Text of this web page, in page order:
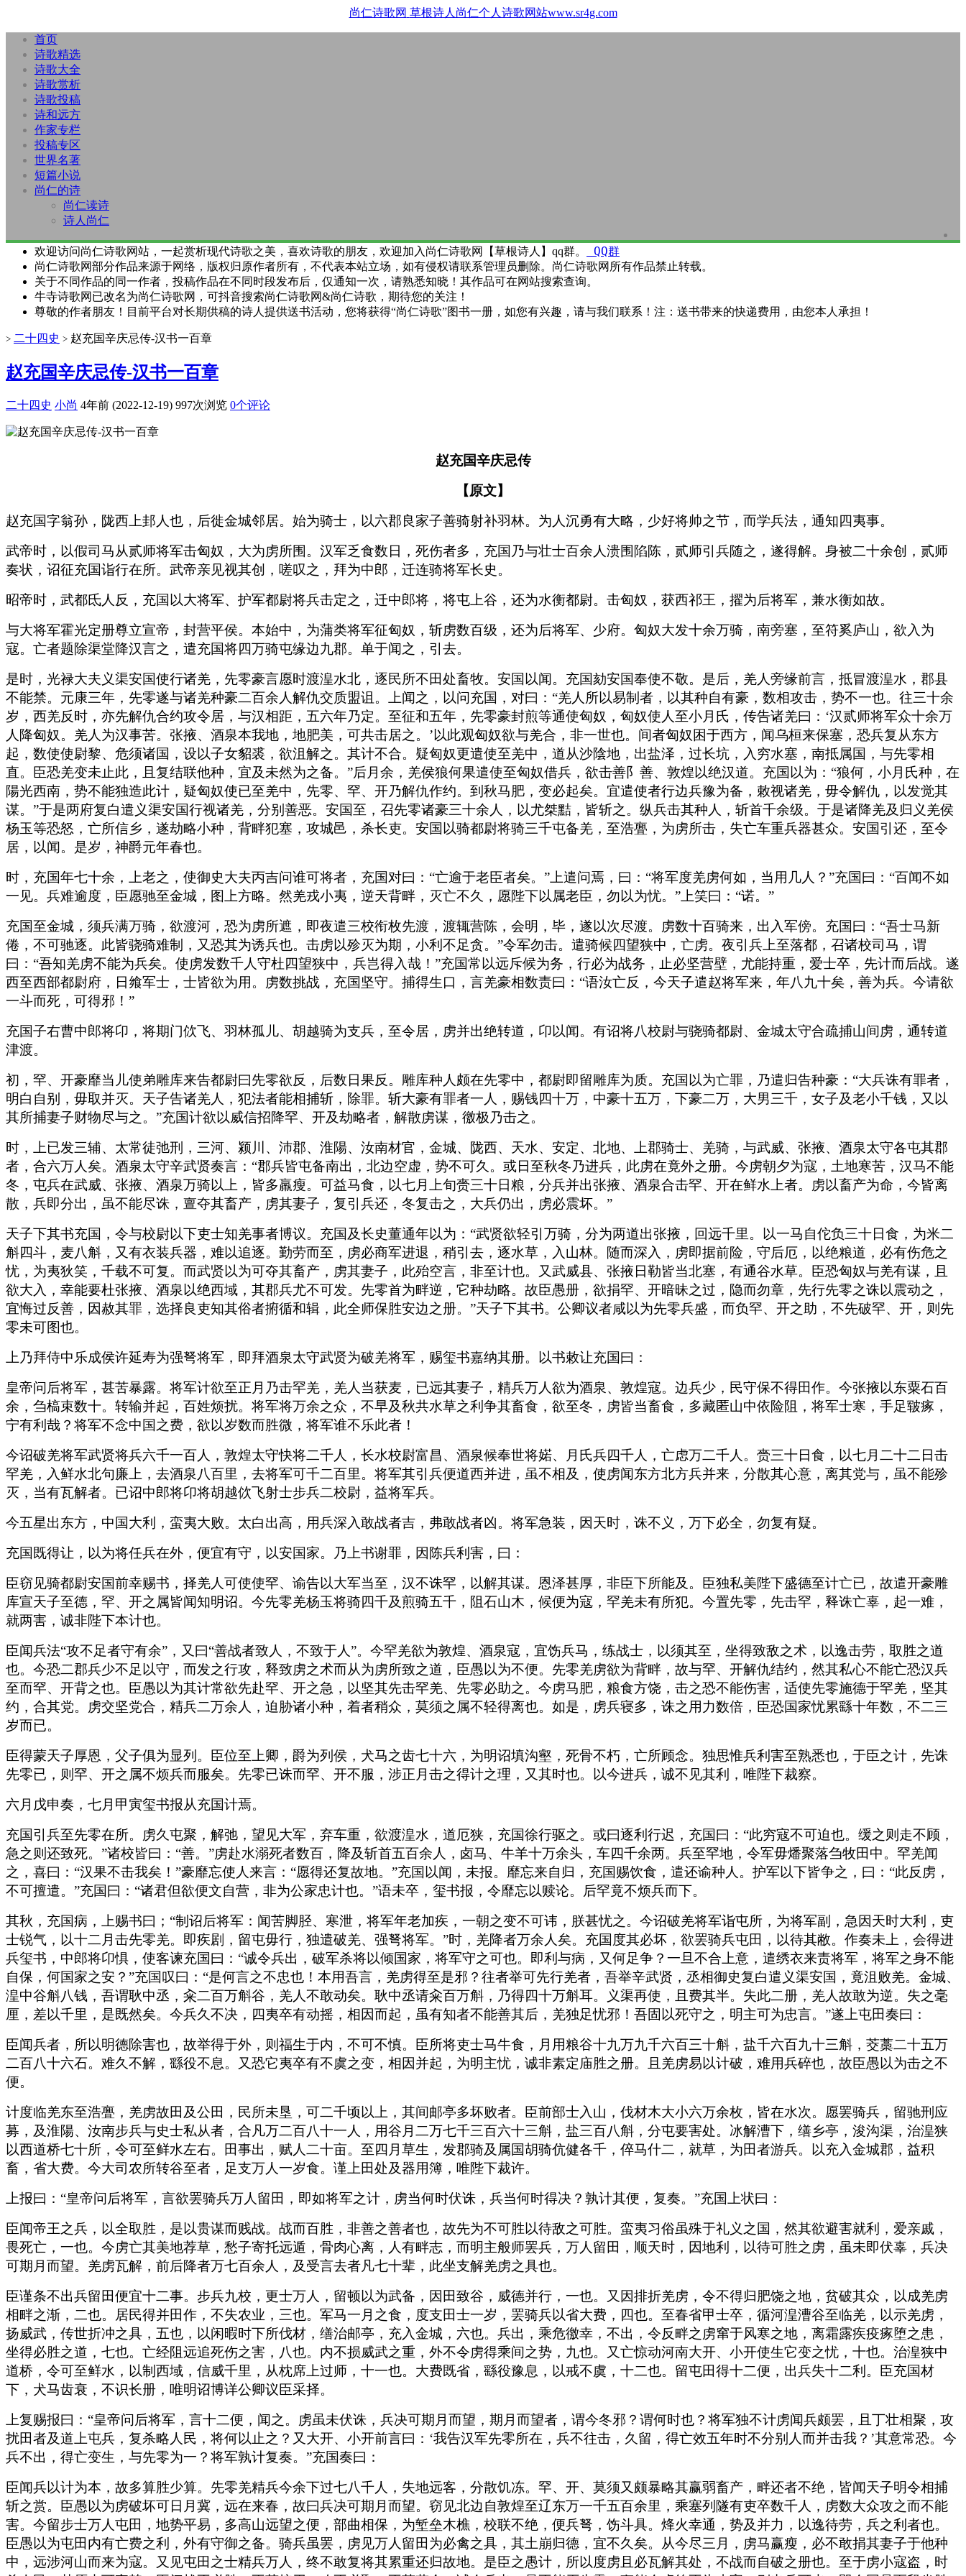
尚仁诗歌网 草根诗人尚仁个人诗歌网站www.sr4g.com
首页
诗歌精选
诗歌大全
诗歌赏析
诗歌投稿
诗和远方
作家专栏
投稿专区
世界名著
短篇小说
尚仁的诗
尚仁读诗
诗人尚仁
欢迎访问尚仁诗歌网站，一起赏析现代诗歌之美，喜欢诗歌的朋友，欢迎加入尚仁诗歌网【草根诗人】qq群。 QQ群
尚仁诗歌网部分作品来源于网络，版权归原作者所有，不代表本站立场，如有侵权请联系管理员删除。尚仁诗歌网所有作品禁止转载。
关于不同作品的同一作者，投稿作品在不同时段发布后，仅通知一次，请熟悉知晓！其作品可在网站搜索查询。
牛寺诗歌网已改名为尚仁诗歌网，可抖音搜索尚仁诗歌网&尚仁诗歌，期待您的关注！
尊敬的作者朋友！目前平台对长期供稿的诗人提供送书活动，您将获得“尚仁诗歌”图书一册，如您有兴趣，请与我们联系！注：送书带来的快递费用，由您本人承担！
> 二十四史 > 赵充国辛庆忌传-汉书一百章
赵充国辛庆忌传-汉书一百章
二十四史 小尚 4年前 (2022-12-19) 997次浏览 0个评论
赵充国辛庆忌传
【原文】
赵充国字翁孙，陇西上邽人也，后徙金城邻居。始为骑士，以六郡良家子善骑射补羽林。为人沉勇有大略，少好将帅之节，而学兵法，通知四夷事。
武帝时，以假司马从贰师将军击匈奴，大为虏所围。汉军乏食数日，死伤者多，充国乃与壮士百余人溃围陷陈，贰师引兵随之，遂得解。身被二十余创，贰师
奏状，诏征充国诣行在所。武帝亲见视其创，嗟叹之，拜为中郎，迁连骑将军长史。
昭帝时，武都氐人反，充国以大将军、护军都尉将兵击定之，迁中郎将，将屯上谷，还为水衡都尉。击匈奴，获西祁王，擢为后将军，兼水衡如故。
与大将军霍光定册尊立宣帝，封营平侯。本始中，为蒲类将军征匈奴，斩虏数百级，还为后将军、少府。匈奴大发十余万骑，南旁塞，至符奚庐山，欲入为
寇。亡者题除渠堂降汉言之，遣充国将四万骑屯缘边九郡。单于闻之，引去。
是时，光禄大夫义渠安国使行诸羌，先零豪言愿时渡湟水北，逐民所不田处畜牧。安国以闻。充国劾安国奉使不敬。是后，羌人旁缘前言，抵冒渡湟水，郡县
不能禁。元康三年，先零遂与诸羌种豪二百余人解仇交质盟诅。上闻之，以问充国，对曰：“羌人所以易制者，以其种自有豪，数相攻击，势不一也。往三十余
岁，西羌反时，亦先解仇合约攻令居，与汉相距，五六年乃定。至征和五年，先零豪封煎等通使匈奴，匈奴使人至小月氏，传告诸羌曰：‘汉贰师将军众十余万
人降匈奴。羌人为汉事苦。张掖、酒泉本我地，地肥美，可共击居之。’以此观匈奴欲与羌合，非一世也。间者匈奴困于西方，闻乌桓来保塞，恐兵复从东方
起，数使使尉黎、危须诸国，设以子女貂裘，欲沮解之。其计不合。疑匈奴更遣使至羌中，道从沙陰地，出盐泽，过长坑，入穷水塞，南抵属国，与先零相
直。臣恐羌变未止此，且复结联他种，宜及未然为之备。”后月余，羌侯狼何果遣使至匈奴借兵，欲击善阝善、敦煌以绝汉道。充国以为：“狼何，小月氏种，在
陽光西南，势不能独造此计，疑匈奴使已至羌中，先零、罕、开乃解仇作约。到秋马肥，变必起矣。宜遣使者行边兵豫为备，敕视诸羌，毋令解仇，以发觉其
谋。”于是两府复白遣义渠安国行视诸羌，分别善恶。安国至，召先零诸豪三十余人，以尤桀黠，皆斩之。纵兵击其种人，斩首千余级。于是诸降羌及归义羌侯
杨玉等恐怒，亡所信乡，遂劫略小种，背畔犯塞，攻城邑，杀长吏。安国以骑都尉将骑三千屯备羌，至浩亹，为虏所击，失亡车重兵器甚众。安国引还，至令
居，以闻。是岁，神爵元年春也。
时，充国年七十余，上老之，使御史大夫丙吉问谁可将者，充国对曰：“亡逾于老臣者矣。”上遣问焉，曰：“将军度羌虏何如，当用几人？”充国曰：“百闻不如
一见。兵难逾度，臣愿驰至金城，图上方略。然羌戎小夷，逆天背畔，灭亡不久，愿陛下以属老臣，勿以为忧。”上笑曰：“诺。”
充国至金城，须兵满万骑，欲渡河，恐为虏所遮，即夜遣三校衔枚先渡，渡辄营陈，会明，毕，遂以次尽渡。虏数十百骑来，出入军傍。充国曰：“吾士马新
倦，不可驰逐。此皆骁骑难制，又恐其为诱兵也。击虏以殄灭为期，小利不足贪。”令军勿击。遣骑候四望狭中，亡虏。夜引兵上至落都，召诸校司马，谓
曰：“吾知羌虏不能为兵矣。使虏发数千人守杜四望狭中，兵岂得入哉！”充国常以远斥候为务，行必为战务，止必坚营壁，尤能持重，爱士卒，先计而后战。遂
西至西部都尉府，日飨军士，士皆欲为用。虏数挑战，充国坚守。捕得生口，言羌豪相数责曰：“语汝亡反，今天子遣赵将军来，年八九十矣，善为兵。今请欲
一斗而死，可得邪！”
充国子右曹中郎将卬，将期门佽飞、羽林孤儿、胡越骑为支兵，至令居，虏并出绝转道，卬以闻。有诏将八校尉与骁骑都尉、金城太守合疏捕山间虏，通转道
津渡。
初，罕、开豪靡当儿使弟雕库来告都尉曰先零欲反，后数日果反。雕库种人颇在先零中，都尉即留雕库为质。充国以为亡罪，乃遣归告种豪：“大兵诛有罪者，
明白自别，毋取并灭。天子告诸羌人，犯法者能相捕斩，除罪。斩大豪有罪者一人，赐钱四十万，中豪十五万，下豪二万，大男三千，女子及老小千钱，又以
其所捕妻子财物尽与之。”充国计欲以威信招降罕、开及劫略者，解散虏谋，徼极乃击之。
时，上已发三辅、太常徒弛刑，三河、颍川、沛郡、淮陽、汝南材官，金城、陇西、天水、安定、北地、上郡骑士、羌骑，与武威、张掖、酒泉太守各屯其郡
者，合六万人矣。酒泉太守辛武贤奏言：“郡兵皆屯备南出，北边空虚，势不可久。或日至秋冬乃进兵，此虏在竟外之册。今虏朝夕为寇，土地寒苦，汉马不能
冬，屯兵在武威、张掖、酒泉万骑以上，皆多羸瘦。可益马食，以七月上旬赍三十日粮，分兵并出张掖、酒泉合击罕、开在鲜水上者。虏以畜产为命，今皆离
散，兵即分出，虽不能尽诛，亶夺其畜产，虏其妻子，复引兵还，冬复击之，大兵仍出，虏必震坏。”
天子下其书充国，令与校尉以下吏士知羌事者博议。充国及长史董通年以为：“武贤欲轻引万骑，分为两道出张掖，回远千里。以一马自佗负三十日食，为米二
斛四斗，麦八斛，又有衣装兵器，难以追逐。勤劳而至，虏必商军进退，稍引去，逐水草，入山林。随而深入，虏即据前险，守后厄，以绝粮道，必有伤危之
忧，为夷狄笑，千载不可复。而武贤以为可夺其畜产，虏其妻子，此殆空言，非至计也。又武威县、张掖日勒皆当北塞，有通谷水草。臣恐匈奴与羌有谋，且
欲大入，幸能要杜张掖、酒泉以绝西域，其郡兵尤不可发。先零首为畔逆，它种劫略。故臣愚册，欲捐罕、开暗昧之过，隐而勿章，先行先零之诛以震动之，
宜悔过反善，因赦其罪，选择良吏知其俗者捬循和辑，此全师保胜安边之册。”天子下其书。公卿议者咸以为先零兵盛，而负罕、开之助，不先破罕、开，则先
零未可图也。
上乃拜侍中乐成侯许延寿为强弩将军，即拜酒泉太守武贤为破羌将军，赐玺书嘉纳其册。以书敕让充国曰：
皇帝问后将军，甚苦暴露。将军计欲至正月乃击罕羌，羌人当获麦，已远其妻子，精兵万人欲为酒泉、敦煌寇。边兵少，民守保不得田作。今张掖以东粟石百
余，刍槁束数十。转输并起，百姓烦扰。将军将万余之众，不早及秋共水草之利争其畜食，欲至冬，虏皆当畜食，多藏匿山中依险阻，将军士寒，手足皲瘃，
宁有利哉？将军不念中国之费，欲以岁数而胜微，将军谁不乐此者！
今诏破羌将军武贤将兵六千一百人，敦煌太守快将二千人，长水校尉富昌、酒泉候奉世将婼、月氏兵四千人，亡虑万二千人。赍三十日食，以七月二十二日击
罕羌，入鲜水北句廉上，去酒泉八百里，去将军可千二百里。将军其引兵便道西并进，虽不相及，使虏闻东方北方兵并来，分散其心意，离其党与，虽不能殄
灭，当有瓦解者。已诏中郎将卬将胡越佽飞射士步兵二校尉，益将军兵。
今五星出东方，中国大利，蛮夷大败。太白出高，用兵深入敢战者吉，弗敢战者凶。将军急装，因天时，诛不义，万下必全，勿复有疑。
充国既得让，以为将任兵在外，便宜有守，以安国家。乃上书谢罪，因陈兵利害，曰：
臣窃见骑都尉安国前幸赐书，择羌人可使使罕、谕告以大军当至，汉不诛罕，以解其谋。恩泽甚厚，非臣下所能及。臣独私美陛下盛德至计亡已，故遣开豪雕
库宣天子至德，罕、开之属皆闻知明诏。今先零羌杨玉将骑四千及煎骑五千，阻石山木，候便为寇，罕羌未有所犯。今置先零，先击罕，释诛亡辜，起一难，
就两害，诚非陛下本计也。
臣闻兵法“攻不足者守有余”，又曰“善战者致人，不致于人”。今罕羌欲为敦煌、酒泉寇，宜饬兵马，练战士，以须其至，坐得致敌之术，以逸击劳，取胜之道
也。今恐二郡兵少不足以守，而发之行攻，释致虏之术而从为虏所致之道，臣愚以为不便。先零羌虏欲为背畔，故与罕、开解仇结约，然其私心不能亡恐汉兵
至而罕、开背之也。臣愚以为其计常欲先赴罕、开之急，以坚其先击罕羌、先零必助之。今虏马肥，粮食方饶，击之恐不能伤害，适使先零施德于罕羌，坚其
约，合其党。虏交坚党合，精兵二万余人，迫胁诸小种，着者稍众，莫须之属不轻得离也。如是，虏兵寝多，诛之用力数倍，臣恐国家忧累繇十年数，不二三
岁而已。
臣得蒙天子厚恩，父子俱为显列。臣位至上卿，爵为列侯，犬马之齿七十六，为明诏填沟壑，死骨不朽，亡所顾念。独思惟兵利害至熟悉也，于臣之计，先诛
先零已，则罕、开之属不烦兵而服矣。先零已诛而罕、开不服，涉正月击之得计之理，又其时也。以今进兵，诚不见其利，唯陛下裁察。
六月戊申奏，七月甲寅玺书报从充国计焉。
充国引兵至先零在所。虏久屯聚，解弛，望见大军，弃车重，欲渡湟水，道厄狭，充国徐行驱之。或曰逐利行迟，充国曰：“此穷寇不可迫也。缓之则走不顾，
急之则还致死。”诸校皆曰：“善。”虏赴水溺死者数百，降及斩首五百余人，卤马、牛羊十万余头，车四千余两。兵至罕地，令军毋燔聚落刍牧田中。罕羌闻
之，喜曰：“汉果不击我矣！”豪靡忘使人来言：“愿得还复故地。”充国以闻，未报。靡忘来自归，充国赐饮食，遣还谕种人。护军以下皆争之，曰：“此反虏，
不可擅遣。”充国曰：“诸君但欲便文自营，非为公家忠计也。”语未卒，玺书报，令靡忘以赎论。后罕竟不烦兵而下。
其秋，充国病，上赐书曰；“制诏后将军：闻苦脚胫、寒泄，将军年老加疾，一朝之变不可讳，朕甚忧之。今诏破羌将军诣屯所，为将军副，急因天时大利，吏
士锐气，以十二月击先零羌。即疾剧，留屯毋行，独遣破羌、强弩将军。”时，羌降者万余人矣。充国度其必坏，欲罢骑兵屯田，以待其敝。作奏未上，会得进
兵玺书，中郎将卬惧，使客谏充国曰：“诚令兵出，破军杀将以倾国家，将军守之可也。即利与病，又何足争？一旦不合上意，遣绣衣来责将军，将军之身不能
自保，何国家之安？”充国叹曰：“是何言之不忠也！本用吾言，羌虏得至是邪？往者举可先行羌者，吾举辛武贤，丞相御史复白遣义渠安国，竟沮败羌。金城、
湟中谷斛八钱，吾谓耿中丞，籴二百万斛谷，羌人不敢动矣。耿中丞请籴百万斛，乃得四十万斛耳。义渠再使，且费其半。失此二册，羌人故敢为逆。失之毫
厘，差以千里，是既然矣。今兵久不决，四夷卒有动摇，相因而起，虽有知者不能善其后，羌独足忧邪！吾固以死守之，明主可为忠言。”遂上屯田奏曰：
臣闻兵者，所以明德除害也，故举得于外，则福生于内，不可不慎。臣所将吏士马牛食，月用粮谷十九万九千六百三十斛，盐千六百九十三斛，茭藁二十五万
二百八十六石。难久不解，繇役不息。又恐它夷卒有不虞之变，相因并起，为明主忧，诚非素定庙胜之册。且羌虏易以计破，难用兵碎也，故臣愚以为击之不
便。
计度临羌东至浩亹，羌虏故田及公田，民所未垦，可二千顷以上，其间邮亭多坏败者。臣前部士入山，伐材木大小六万余枚，皆在水次。愿罢骑兵，留驰刑应
募，及淮陽、汝南步兵与史士私从者，合凡万二百八十一人，用谷月二万七千三百六十三斛，盐三百八斛，分屯要害处。冰解漕下，缮乡亭，浚沟渠，治湟狭
以西道桥七十所，令可至鲜水左右。田事出，赋人二十亩。至四月草生，发郡骑及属国胡骑伉健各千，倅马什二，就草，为田者游兵。以充入金城郡，益积
畜，省大费。今大司农所转谷至者，足支万人一岁食。谨上田处及器用簿，唯陛下裁许。
上报曰：“皇帝问后将军，言欲罢骑兵万人留田，即如将军之计，虏当何时伏诛，兵当何时得决？孰计其便，复奏。”充国上状曰：
臣闻帝王之兵，以全取胜，是以贵谋而贱战。战而百胜，非善之善者也，故先为不可胜以待敌之可胜。蛮夷习俗虽殊于礼义之国，然其欲避害就利，爱亲戚，
畏死亡，一也。今虏亡其美地荐草，愁子寄托远遁，骨肉心离，人有畔志，而明主般师罢兵，万人留田，顺天时，因地利，以待可胜之虏，虽未即伏辜，兵决
可期月而望。羌虏瓦解，前后降者万七百余人，及受言去者凡七十辈，此坐支解羌虏之具也。
臣谨条不出兵留田便宜十二事。步兵九校，更士万人，留顿以为武备，因田致谷，威德并行，一也。又因排折羌虏，令不得归肥饶之地，贫破其众，以成羌虏
相畔之渐，二也。居民得并田作，不失农业，三也。军马一月之食，度支田士一岁，罢骑兵以省大费，四也。至春省甲士卒，循河湟漕谷至临羌，以示羌虏，
扬威武，传世折冲之具，五也，以闲暇时下所伐材，缮治邮亭，充入金城，六也。兵出，乘危徼幸，不出，令反畔之虏窜于风寒之地，离霜露疾疫瘃堕之患，
坐得必胜之道，七也。亡经阻远追死伤之害，八也。内不损威武之重，外不令虏得乘间之势，九也。又亡惊动河南大开、小开使生它变之忧，十也。治湟狭中
道桥，令可至鲜水，以制西域，信威千里，从枕席上过师，十一也。大费既省，繇役豫息，以戒不虞，十二也。留屯田得十二便，出兵失十二利。臣充国材
下，犬马齿衰，不识长册，唯明诏博详公卿议臣采择。
上复赐报曰：“皇帝问后将军，言十二便，闻之。虏虽未伏诛，兵决可期月而望，期月而望者，谓今冬邪？谓何时也？将军独不计虏闻兵颇罢，且丁壮相聚，攻
扰田者及道上屯兵，复杀略人民，将何以止之？又大开、小开前言曰：‘我告汉军先零所在，兵不往击，久留，得亡效五年时不分别人而并击我？’其意常恐。今
兵不出，得亡变生，与先零为一？将军孰计复奏。”充国奏曰：
臣闻兵以计为本，故多算胜少算。先零羌精兵今余下过七八千人，失地远客，分散饥冻。罕、开、莫须又颇暴略其赢弱畜产，畔还者不绝，皆闻天子明令相捕
斩之赏。臣愚以为虏破坏可日月冀，远在来春，故曰兵决可期月而望。窃见北边自敦煌至辽东万一千五百余里，乘塞列隧有吏卒数千人，虏数大众攻之而不能
害。今留步士万人屯田，地势平易，多高山远望之便，部曲相保，为堑垒木樵，校联不绝，便兵弩，饬斗具。烽火幸通，势及并力，以逸待劳，兵之利者也。
臣愚以为屯田内有亡费之利，外有守御之备。骑兵虽罢，虏见万人留田为必禽之具，其土崩归德，宜不久矣。从今尽三月，虏马赢瘦，必不敢捐其妻子于他种
中，远涉河山而来为寇。又见屯田之士精兵万人，终不敢复将其累重还归故地。是臣之愚计，所以度虏且必瓦解其处，不战而自破之册也。至于虏小寇盗，时